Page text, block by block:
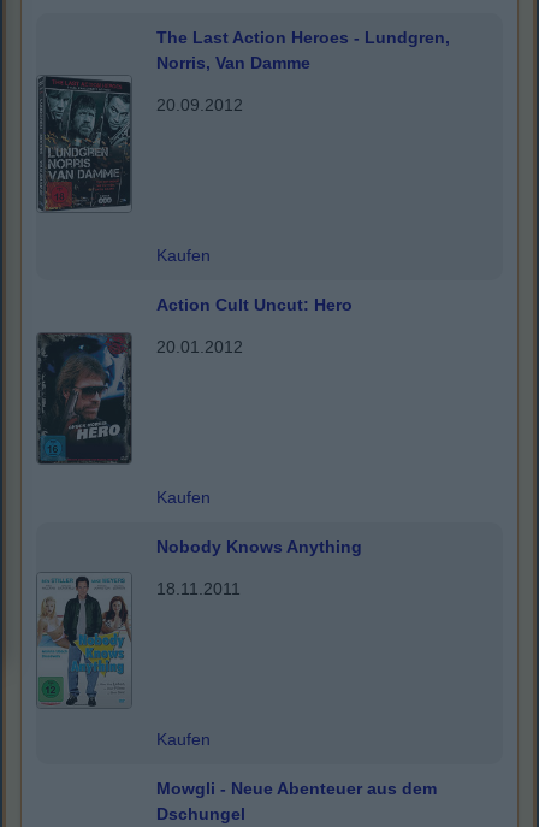
The Last Action Heroes - Lundgren,
Norris, Van Damme
20.09.2012
Kaufen
Action Cult Uncut: Hero
20.01.2012
Kaufen
Nobody Knows Anything
18.11.2011
Kaufen
Mowgli - Neue Abenteuer aus dem
Dschungel